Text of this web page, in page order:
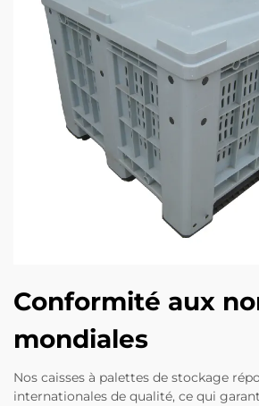
Conformité aux
mondiales
Nos caisses à palettes de stockage
internationales de qualité, ce qui